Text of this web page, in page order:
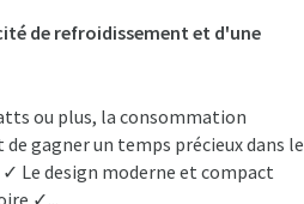
de refroidissement et d'une
ou plus, la consommation
gagner un temps précieux dans le
Le design moderne et compact
✓...